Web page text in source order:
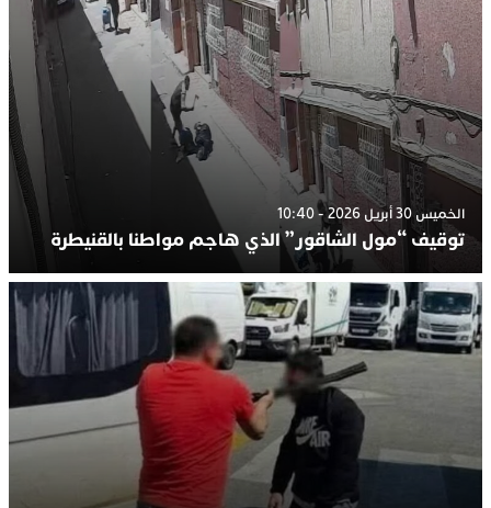
الخميس 30 أبريل 2026 - 10:40
توقيف “مول الشاقور” الذي هاجم مواطنا بالقنيطرة